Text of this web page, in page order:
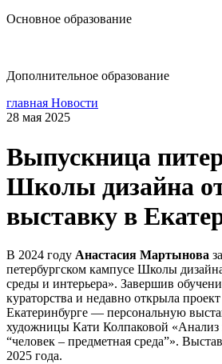
Основное образование
Дополнительное образование
главная Новости
28 мая 2025
Выпускница
Школы дизайна
выставку в
В 2024 году Анастасия Мартынова
петербургском кампусе Школы
среды и интерьера». Завершив
кураторства и недавно открыла
Екатеринбурге — персональную
художницы Кати Колпаковой «Анализ
“человек – предметная среда”».
2025 года.